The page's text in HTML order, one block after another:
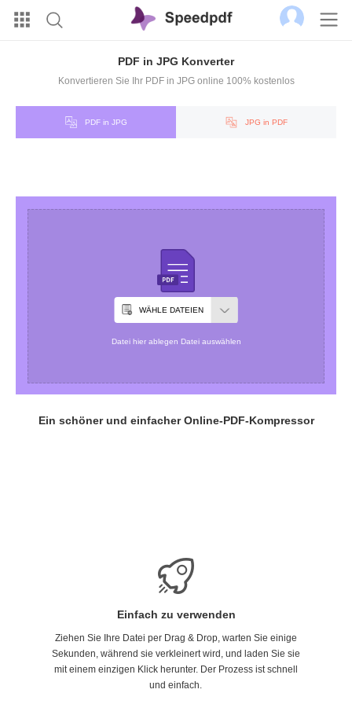
PDF in JPG Konverter
Konvertieren Sie Ihr PDF in JPG online 100% kostenlos
PDF in JPG JPG in PDF
WÄHLE DATEIEN
Datei hier ablegen Datei auswählen
Ein schöner und einfacher Online-PDF-Kompressor
Einfach zu verwenden
Ziehen Sie Ihre Datei per Drag & Drop, warten Sie einige
Sekunden, während sie verkleinert wird, und laden Sie sie
mit einem einzigen Klick herunter. Der Prozess ist schnell
und einfach.